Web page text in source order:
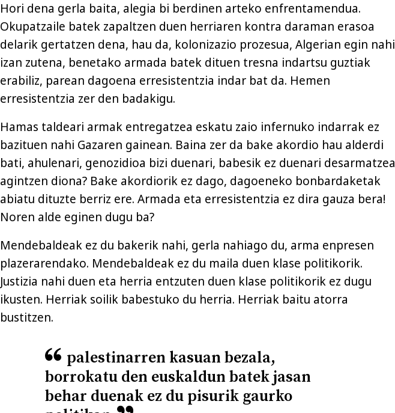
Hori dena gerla baita, alegia bi berdinen arteko enfrentamendua.
Okupatzaile batek zapaltzen duen herriaren kontra daraman erasoa
delarik gertatzen dena, hau da, kolonizazio prozesua, Algerian egin nahi
izan zutena, benetako armada batek dituen tresna indartsu guztiak
erabiliz, parean dagoena erresistentzia indar bat da. Hemen
erresistentzia zer den badakigu.
Hamas taldeari armak entregatzea eskatu zaio infernuko indarrak ez
bazituen nahi Gazaren gainean. Baina zer da bake akordio hau alderdi
bati, ahulenari, genozidioa bizi duenari, babesik ez duenari desarmatzea
agintzen diona? Bake akordiorik ez dago, dagoeneko bonbardaketak
abiatu dituzte berriz ere. Armada eta erresistentzia ez dira gauza bera!
Noren alde eginen dugu ba?
Mendebaldeak ez du bakerik nahi, gerla nahiago du, arma enpresen
plazerarendako. Mendebaldeak ez du maila duen klase politikorik.
Justizia nahi duen eta herria entzuten duen klase politikorik ez dugu
ikusten. Herriak soilik babestuko du herria. Herriak baitu atorra
bustitzen.
palestinarren kasuan bezala,
borrokatu den euskaldun batek jasan
behar duenak ez du pisurik gaurko